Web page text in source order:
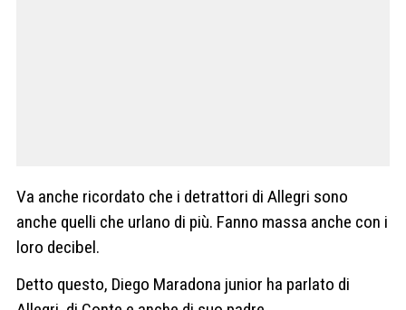
Va anche ricordato che i detrattori di Allegri sono
anche quelli che urlano di più. Fanno massa anche con i
loro decibel.
Detto questo, Diego Maradona junior ha parlato di